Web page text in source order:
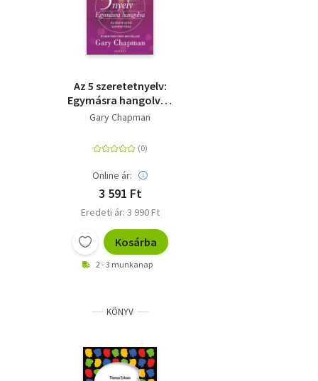
Az 5 szeretetnyelv:
Egymásra hangolva -
Az életre szóló
Gary Chapman
Online ár:
3 591 Ft
Eredeti ár: 3 990 Ft
Kosárba
2 - 3 munkanap
KÖNYV